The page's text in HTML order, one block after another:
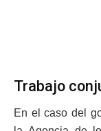
Trabajo
En el caso del